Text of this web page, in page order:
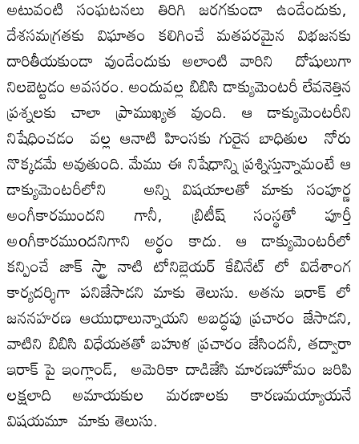
అటువంటి సంఘటనలు తిరిగి జరగకుండా ఉండేందుకు,
దేశసమగ్రతకు విఘాతం కలిగించే మతపరమైన విభజనకు
దారితీయకుండా వుండేందుకు అలాంటి వారిని దోషులుగా
నిలబెట్టడం అవసరం. అందువల్ల బిబిసి డాక్యుమెంటరీ లేవనెత్తిన
ప్రశ్నలకు చాలా ప్రాముఖ్యత వుంది. ఆ డాక్యుమెంటరీని
నిషేధించడం వల్ల ఆనాటి హింసకు గురైన బాధితుల నోరు
నొక్కడమే అవుతుంది. మేము ఈ నిషేధాన్ని ప్రశ్నిస్తున్నామంటే ఆ
డాక్యుమెంటరీలోని అన్ని విషయాలతో మాకు సంపూర్ణ
అంగీకారముందని గానీ, బ్రిటీష్ సంస్థతో పూర్తీ
అoగీకారముoదనిగాని అర్థం కాదు. ఆ డాక్యుమెంటరీలో
కన్పించే జాక్ స్ట్రా నాటి టోనిబ్లెయర్ కేబినేట్ లో విదేశాంగ
కార్యదర్శిగా పనిజేసాడని మాకు తెలుసు. అతను ఇరాక్ లో
జననహరణ ఆయుధాలున్నాయని అబద్ధపు ప్రచారం జేసాడని,
వాటిని బిబిసి విధేయతతో బహుళ ప్రచారం జేసిందనీ, తద్వారా
ఇరాక్ పై ఇంగ్లాండ్, అమెరికా దాడిజేసి మారణహోమం జరిపి
లక్షలాది అమాయకుల మరణాలకు కారణమయ్యాయనే
విషయమూ మాకు తెలుసు.